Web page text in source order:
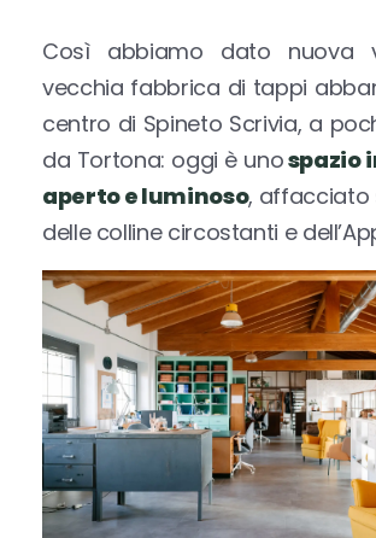
Così abbiamo dato nuova
vecchia fabbrica di tappi
centro di Spineto Scrivia, a
da Tortona: oggi è unospazio
aperto e luminoso, affacciato
delle colline circostanti e